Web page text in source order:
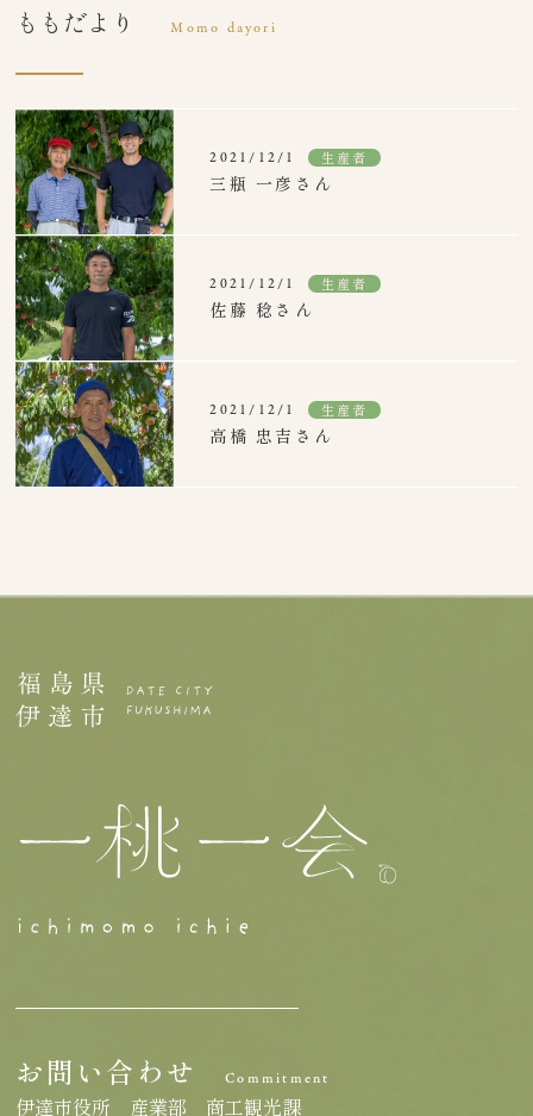
ももだより Momo dayori
2021/12/1 生産者
三瓶 一彦さん
2021/12/1 生産者
佐藤 稔さん
2021/12/1 生産者
高橋 忠吉さん
お問い合わせ Commitment
伊達市役所 産業部 商工観光課